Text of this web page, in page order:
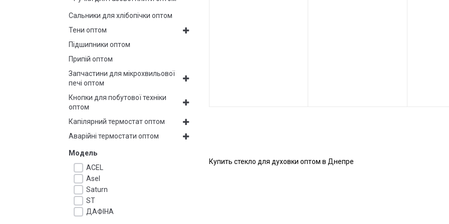
Сальники для хлібопічки оптом
Тени оптом
Підшипники оптом
Припій оптом
Запчастини для мікрохвильової
печі оптом
Кнопки для побутової техніки
оптом
Капілярний термостат оптом
Аварійні термостати оптом
Модель
ACEL
Asel
Saturn
ST
ДАФІНА
Купить стекло для духовки оптом в Днепре